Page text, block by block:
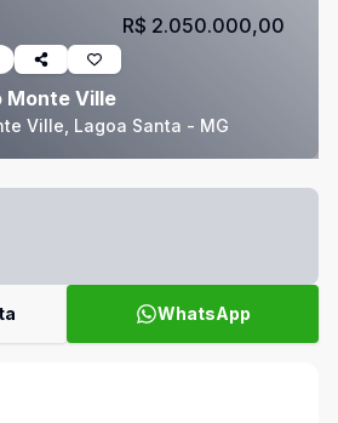
Monte Ville
Ville, Lagoa Santa - MG
R$ 2.050.000,00
WhatsApp